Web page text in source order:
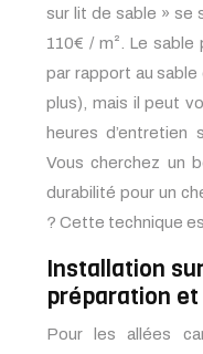
sur lit de sable » se
110€ / m². Le
par rapport au sable
plus), mais il peut
heures
Vous cherchez un
durabilité pour un
? Cette technique
Installation
préparation
Pour les allées